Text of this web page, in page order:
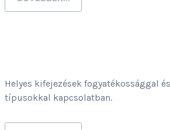
Helyes kifejezések fogyatékossággal
típusokkal kapcsolatban.